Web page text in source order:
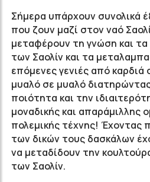
Σήμερα υπάρχουν συνολικά
που ζουν μαζί στον ναό
μεταφέρουν τη γνώση και
των Σαολίν και τα
επόμενες γενιές από καρδιά
μυαλό σε μυαλό
ποιότητα και την
μοναδικής και απαράμιλλης
πολεμικής τέχνης! Έχοντας
των δικών τους δασκάλων
να μεταδίδουν την
των Σαολίν.